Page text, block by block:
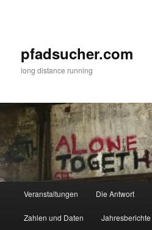
pfadsucher.com
long distance running
Veranstaltungen Die Antwort
Zahlen und Daten Jahresberichte